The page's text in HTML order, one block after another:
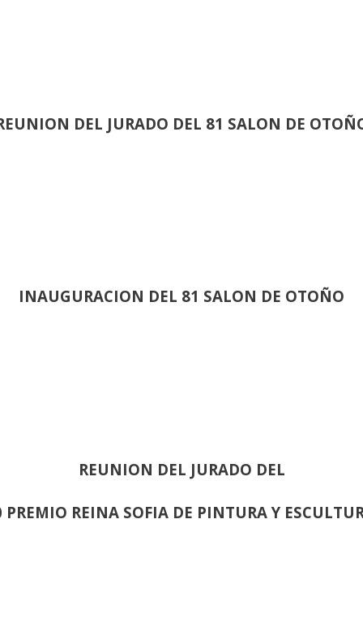
DEL JURADO DEL 81 SALON DE
INAUGURACION DEL 81 SALON DE OTOÑO
REUNION DEL JURADO DEL
PREMIO REINA SOFIA DE PINTURA Y